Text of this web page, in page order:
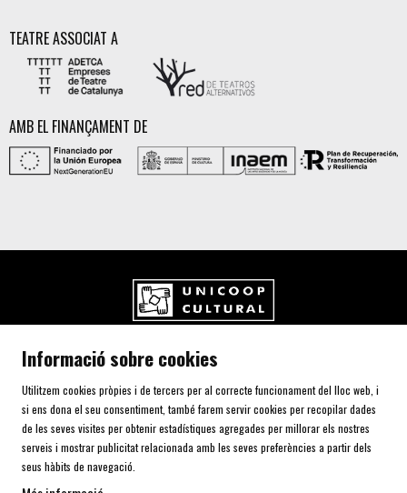
TEATRE ASSOCIAT A
AMB EL FINANÇAMENT DE
Carrer de l'Aurora, 80 (Plaça de Cal Font)
Telf. 93 805 00 75
AVÍS LEGAL I POLÍTICA DE PRIVACITAT
Informació sobre cookies
Utilitzem cookies pròpies i de tercers per al correcte funcionament del lloc web, i
si ens dona el seu consentiment, també farem servir cookies per recopilar dades
de les seves visites per obtenir estadístiques agregades per millorar els nostres
serveis i mostrar publicitat relacionada amb les seves preferències a partir dels
seus hàbits de navegació.